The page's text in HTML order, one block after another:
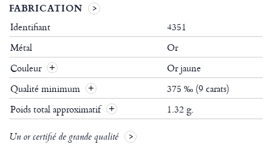
FABRICATION
Identifiant
4351
Métal
Or
Couleur
Or jaune
Qualité minimum
375 ‰ (9 carats)
Poids total approximatif
1.32 g.
Un or certifié de grande qualité